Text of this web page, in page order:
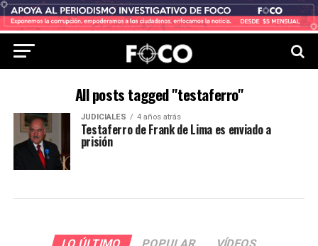
All posts tagged "testaferro"
JUDICIALES 4 años atrás
Testaferro de Frank de Lima es enviado a
prisión